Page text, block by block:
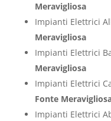
Meravigliosa
Impianti Elettrici
Meravigliosa
Impianti Elettrici
Meravigliosa
Impianti Elettrici
Fonte
Impianti Elettrici